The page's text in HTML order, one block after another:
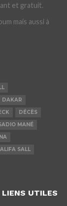
et gratuit.
mais aussi à
DAKAR
DÉCÈS
MANÉ
SALL
LIENS UTILES